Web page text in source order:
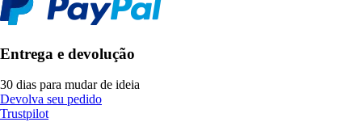
Entrega e devolução
30 dias para mudar de ideia
Devolva seu pedido
Trustpilot